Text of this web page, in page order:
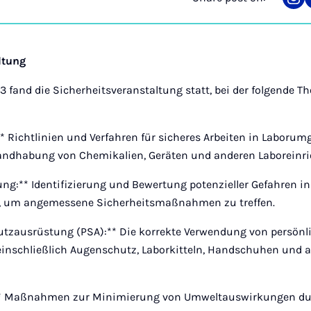
on
fand die Sicherheitsveranstaltung statt, bei der folgende
Richtlinien und Verfahren für sicheres Arbeiten in
von Chemikalien, Geräten und anderen
Identifizierung und Bewertung potenzieller Gefahren
um angemessene Sicherheitsmaßnahmen zu treffen.
(PSA):** Die korrekte Verwendung von
Augenschutz, Laborkitteln, Handschuhen und
Maßnahmen zur Minimierung von Umweltauswirkungen